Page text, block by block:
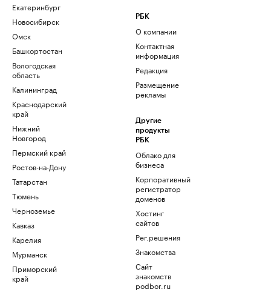
Екатеринбург
Новосибирск
Омск
Башкортостан
Вологодская
область
Калининград
Краснодарский
край
Нижний
Новгород
Пермский край
Ростов-на-Дону
Татарстан
Тюмень
Черноземье
Кавказ
Карелия
Мурманск
Приморский
край
РБК
О компании
Контактная
информация
Редакция
Размещение
рекламы
Другие
продукты
РБК
Облако для
бизнеса
Корпоративный
регистратор
доменов
Хостинг
сайтов
Рег.решения
Знакомства
Сайт
знакомств
podbor.ru